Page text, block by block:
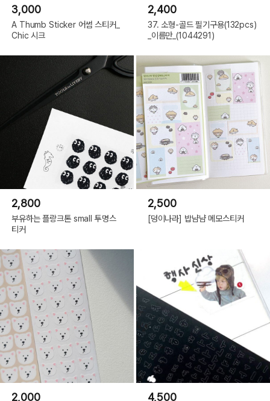
3,000
A Thumb Sticker 어썸 스티커_
Chic 시크
2,400
37. 소형-골드 필기구용(132pcs)
_이름만_(1044291)
2,800
부유하는 플랑크톤 small 투명스
티커
2,500
[덩이나라] 밥냠냠 메모스티커
2,000 4,500